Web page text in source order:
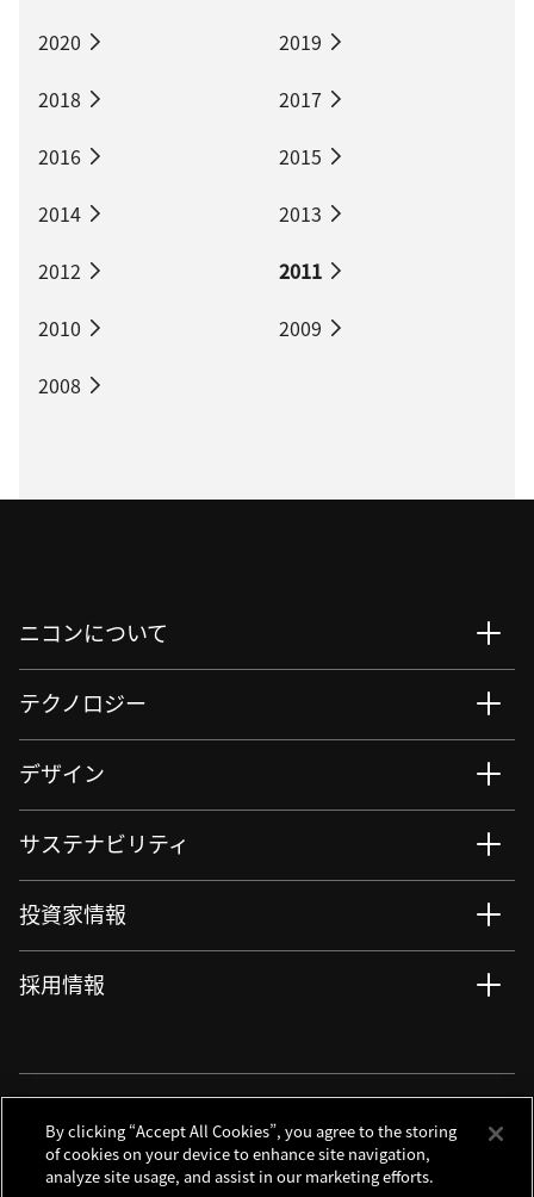
2020
2019
2018
2017
2016
2015
2014
2013
2012
2011
2010
2009
2008
ニコンについて
テクノロジー
デザイン
サステナビリティ
投資家情報
採用情報
By clicking “Accept All Cookies”, you agree to the storing
of cookies on your device to enhance site navigation,
analyze site usage, and assist in our marketing efforts.